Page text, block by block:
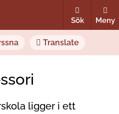
Sök Meny
Translate
ligger i ett